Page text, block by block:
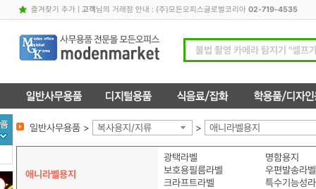
즐겨찾기 추가| 고객님의 거래점 안내 : (주)모든오피스글로벌코리아 02-719-4535
일반사무용품 > 복사용지/지류 > 애니라벨용지
애니라벨용지
광택라벨
명함용지
보호용필름라벨
우편발송라벨
크라프트라벨
특수기능성